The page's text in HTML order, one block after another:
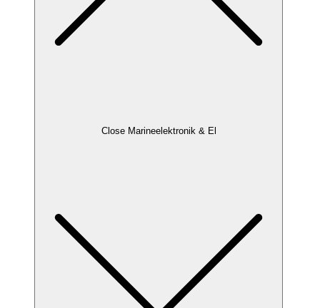
Close Marineelektronik & El